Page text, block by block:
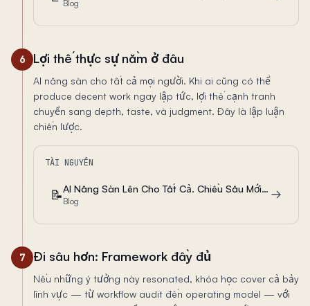
Blog
6 Lợi thế thực sự nằm ở đâu
AI nâng sàn cho tất cả mọi người. Khi ai cũng có thể
produce decent work ngay lập tức, lợi thế cạnh tranh
chuyển sang depth, taste, và judgment. Đây là lập luận
chiến lược.
TÀI NGUYÊN
📝 AI Nâng Sàn Lên Cho Tất Cả. Chiều Sâu Mới Là Cách Bạn Thắng.
Blog
7 Đi sâu hơn: Framework đầy đủ
Nếu những ý tưởng này resonated, khóa học cover cả bảy
lĩnh vực — từ workflow audit đến operating model — với